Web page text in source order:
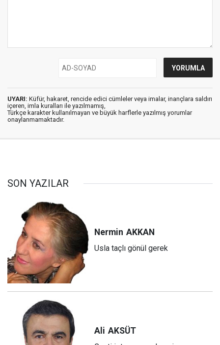
UYARI: Küfür, hakaret, rencide edici cümleler veya imalar, inançlara saldırı
içeren, imla kuralları ile yazılmamış,
Türkçe karakter kullanılmayan ve büyük harflerle yazılmış yorumlar
onaylanmamaktadır.
SON YAZILAR
Nermin AKKAN
Usla taçlı gönül gerek
Ali AKSÜT